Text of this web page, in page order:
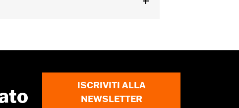
ISCRIVITI ALLA
NEWSLETTER